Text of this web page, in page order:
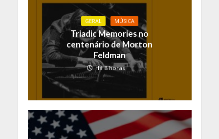
GERAL MÚSICA
Triadic Memories no
centenário de Morton
Feldman
Há 8 horas